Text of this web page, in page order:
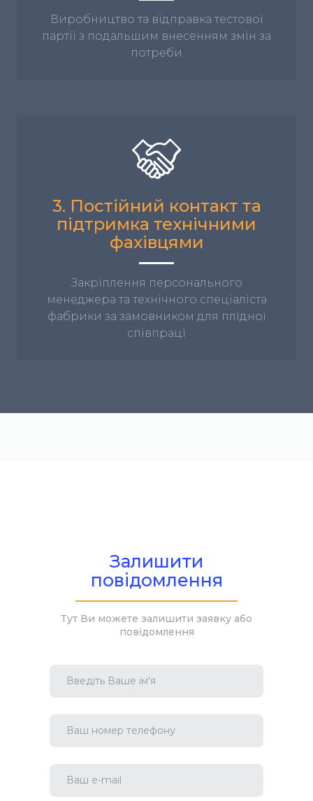
Виробництво та відправка тестової
партії з подальшим внесенням змін за
потреби
3. Постійний контакт та
підтримка технічними
фахівцями
Закріплення персонального
менеджера та технічного спеціаліста
фабрики за замовником для плідної
співпраці
Залишити
повідомлення
Тут Ви можете залишити заявку або
повідомлення